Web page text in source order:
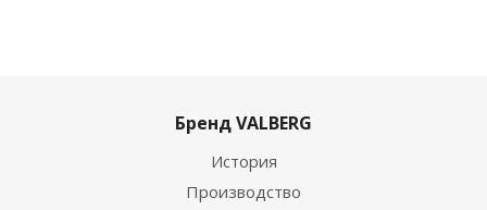
Бренд VALBERG
История
Производство